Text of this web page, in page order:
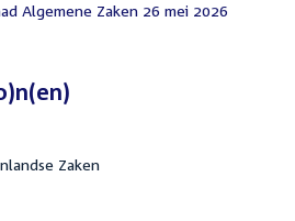
Algemene Zaken 26 mei 2026
Zaken